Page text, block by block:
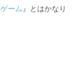
ーム 』とはかなり